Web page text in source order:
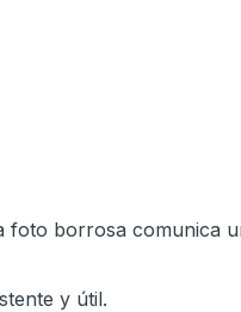
foto borrosa comunica
y útil.